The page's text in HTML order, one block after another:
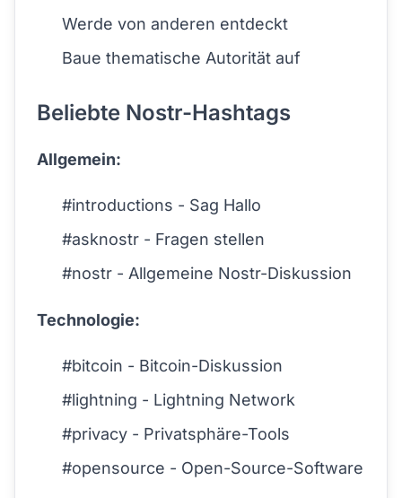
Werde von anderen entdeckt
Baue thematische Autorität auf
Beliebte Nostr-Hashtags
Allgemein:
#introductions - Sag Hallo
#asknostr - Fragen stellen
#nostr - Allgemeine Nostr-Diskussion
Technologie:
#bitcoin - Bitcoin-Diskussion
#lightning - Lightning Network
#privacy - Privatsphäre-Tools
#opensource - Open-Source-Software